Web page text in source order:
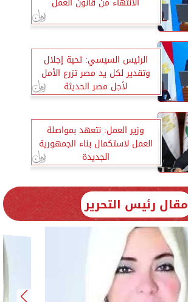
الرئيس السيسي: تحية إجلال
وتقدير لكل يد مصر تزرع الأمل
لأجل مصر الحديثة
وزير العمل: نتعهد بمواصلة
العمل لاستكمال بناء الجمهورية
الجديدة
مقال رئيس التحرير